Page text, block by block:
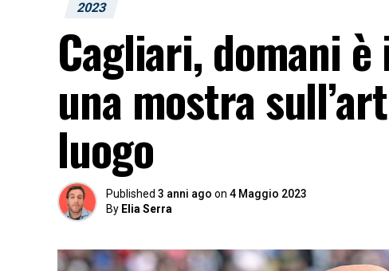
2023
Cagliari, domani
una mostra
luogo
Published 3 anni ago on 4 Maggio 2023
By Elia Serra